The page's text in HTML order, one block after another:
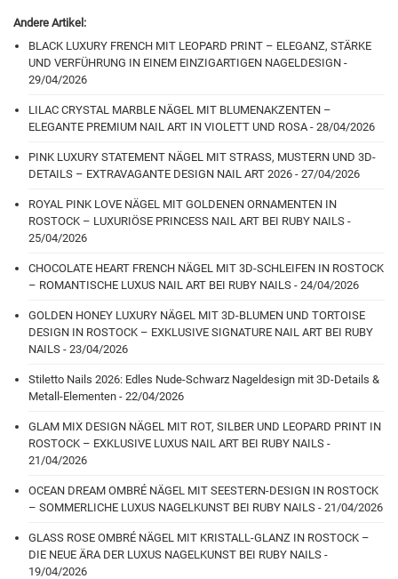
Andere Artikel:
BLACK LUXURY FRENCH MIT LEOPARD PRINT – ELEGANZ, STÄRKE
UND VERFÜHRUNG IN EINEM EINZIGARTIGEN NAGELDESIGN -
29/04/2026
LILAC CRYSTAL MARBLE NÄGEL MIT BLUMENAKZENTEN –
ELEGANTE PREMIUM NAIL ART IN VIOLETT UND ROSA - 28/04/2026
PINK LUXURY STATEMENT NÄGEL MIT STRASS, MUSTERN UND 3D-
DETAILS – EXTRAVAGANTE DESIGN NAIL ART 2026 - 27/04/2026
ROYAL PINK LOVE NÄGEL MIT GOLDENEN ORNAMENTEN IN
ROSTOCK – LUXURIÖSE PRINCESS NAIL ART BEI RUBY NAILS -
25/04/2026
CHOCOLATE HEART FRENCH NÄGEL MIT 3D-SCHLEIFEN IN ROSTOCK
– ROMANTISCHE LUXUS NAIL ART BEI RUBY NAILS - 24/04/2026
GOLDEN HONEY LUXURY NÄGEL MIT 3D-BLUMEN UND TORTOISE
DESIGN IN ROSTOCK – EXKLUSIVE SIGNATURE NAIL ART BEI RUBY
NAILS - 23/04/2026
Stiletto Nails 2026: Edles Nude-Schwarz Nageldesign mit 3D-Details &
Metall-Elementen - 22/04/2026
GLAM MIX DESIGN NÄGEL MIT ROT, SILBER UND LEOPARD PRINT IN
ROSTOCK – EXKLUSIVE LUXUS NAIL ART BEI RUBY NAILS -
21/04/2026
OCEAN DREAM OMBRÉ NÄGEL MIT SEESTERN-DESIGN IN ROSTOCK
– SOMMERLICHE LUXUS NAGELKUNST BEI RUBY NAILS - 21/04/2026
GLASS ROSE OMBRÉ NÄGEL MIT KRISTALL-GLANZ IN ROSTOCK –
DIE NEUE ÄRA DER LUXUS NAGELKUNST BEI RUBY NAILS -
19/04/2026